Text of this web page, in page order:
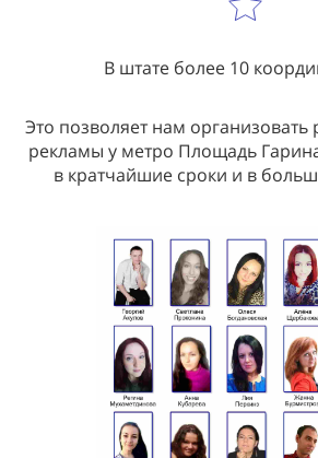
В штате более 10
Это позволяет нам организовать
рекламы у метро Площадь
в кратчайшие сроки и в